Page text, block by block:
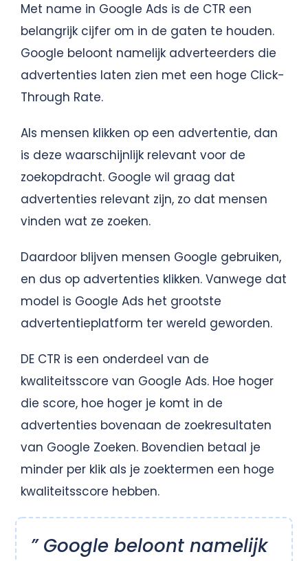
Met name in Google Ads is de CTR een
belangrijk cijfer om in de gaten te houden.
Google beloont namelijk adverteerders die
advertenties laten zien met een hoge Click-
Through Rate.
Als mensen klikken op een advertentie, dan
is deze waarschijnlijk relevant voor de
zoekopdracht. Google wil graag dat
advertenties relevant zijn, zo dat mensen
vinden wat ze zoeken.
Daardoor blijven mensen Google gebruiken,
en dus op advertenties klikken. Vanwege dat
model is Google Ads het grootste
advertentieplatform ter wereld geworden.
DE CTR is een onderdeel van de
kwaliteitsscore van Google Ads. Hoe hoger
die score, hoe hoger je komt in de
advertenties bovenaan de zoekresultaten
van Google Zoeken. Bovendien betaal je
minder per klik als je zoektermen een hoge
kwaliteitsscore hebben.
” Google beloont namelijk